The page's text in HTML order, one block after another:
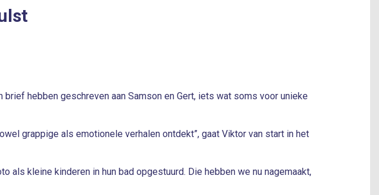
brief hebben geschreven aan Samson en Gert, iets wat soms voor unieke
grappige als emotionele verhalen ontdekt”, gaat Viktor van start in het
als kleine kinderen in hun bad opgestuurd. Die hebben we nu nagemaakt,